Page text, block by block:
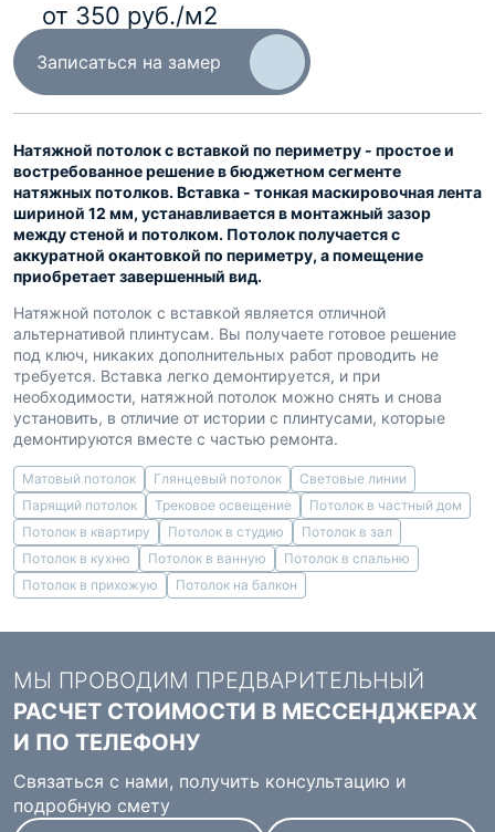
от 350 руб./м2
Записаться на замер
Натяжной потолок с вставкой по периметру - простое и
востребованное решение в бюджетном сегменте
натяжных потолков. Вставка - тонкая маскировочная лента
шириной 12 мм, устанавливается в монтажный зазор
между стеной и потолком. Потолок получается с
аккуратной окантовкой по периметру, а помещение
приобретает завершенный вид.
Натяжной потолок с вставкой является отличной
альтернативой плинтусам. Вы получаете готовое решение
под ключ, никаких дополнительных работ проводить не
требуется. Вставка легко демонтируется, и при
необходимости, натяжной потолок можно снять и снова
установить, в отличие от истории с плинтусами, которые
демонтируются вместе с частью ремонта.
Матовый потолок Глянцевый потолок
Световые линии
Парящий потолок
Трековое освещение
Потолок в частный дом
Потолок в квартиру
Потолок в студию
Потолок в зал
Потолок в кухню
Потолок в ванную
Потолок в спальню
Потолок в прихожую
Потолок на балкон
МЫ ПРОВОДИМ ПРЕДВАРИТЕЛЬНЫЙ
РАСЧЕТ СТОИМОСТИ В МЕССЕНДЖЕРАХ
И ПО ТЕЛЕФОНУ
Связаться с нами, получить консультацию и
подробную смету